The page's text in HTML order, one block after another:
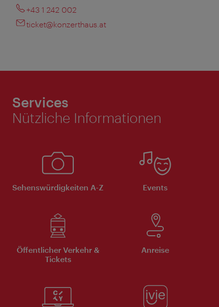
+43 1 242 002
ticket@konzerthaus.at
Services
Nützliche Informationen
Sehenswürdigkeiten A-Z Events
Öffentlicher Verkehr &
Tickets
Anreise